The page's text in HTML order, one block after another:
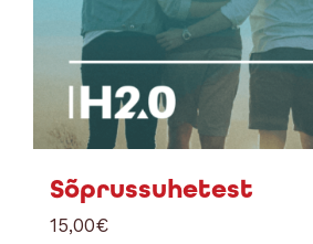
Sõprussuhetest
15,00€